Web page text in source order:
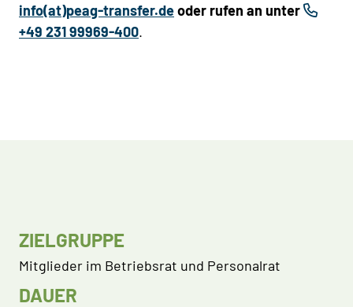
info(at)peag-transfer.deoder rufen an unter
+49 231 99969-400.
ZIELGRUPPE
Mitglieder im Betriebsrat und Personalrat
DAUER